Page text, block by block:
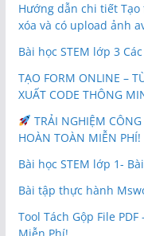
Hướng dẫn chi tiết
xóa và có upload ảnh
Bài học STEM lớp 3
TẠO FORM ONLINE –
XUẤT CODE THÔNG
TRẢI NGHIỆM
HOÀN TOÀN MIỄN PHÍ!
Bài học STEM lớp 1-
Bài tập thực hành
Tool Tách Gộp File